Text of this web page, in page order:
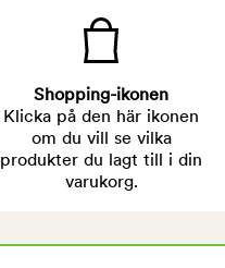
Shopping-ikonen
Klicka på den här ikonen
om du vill se vilka
produkter du lagt till i din
varukorg.